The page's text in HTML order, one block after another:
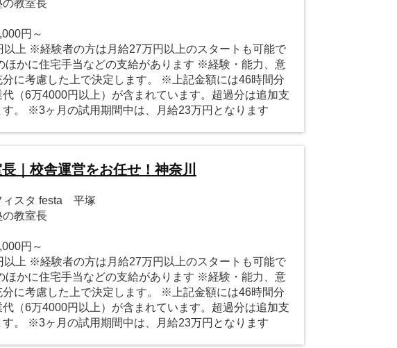
の教室長
円～
以上 ※経験者の方は月給27万円以上のスタートも可能で
かに住宅手当などの支給があります ※経験・能力、意
分に考慮した上で決定します。 ※上記金額には46時間分
（6万4000円以上）が含まれています。超過分は追加支
す。 ※3ヶ月の試用期間中は、月給23万円となります
｜校舎運営をお任せ！神奈川
ィスタ festa 平塚
の教室長
円～
以上 ※経験者の方は月給27万円以上のスタートも可能で
かに住宅手当などの支給があります ※経験・能力、意
分に考慮した上で決定します。 ※上記金額には46時間分
（6万4000円以上）が含まれています。超過分は追加支
す。 ※3ヶ月の試用期間中は、月給23万円となります